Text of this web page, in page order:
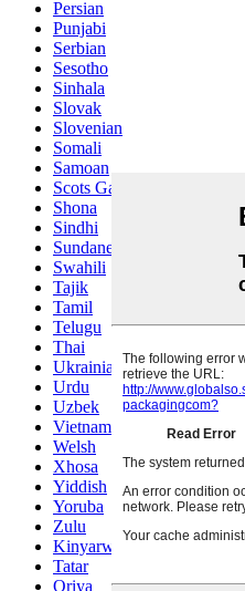
Persian
Punjabi
Serbian
Sesotho
Sinhala
Slovak
Slovenian
Somali
Samoan
Scots Gaelic
Shona
Sindhi
Sundanese
Swahili
Tajik
Tamil
Telugu
Thai
Ukrainian
Urdu
Uzbek
Vietnamese
Welsh
Xhosa
Yiddish
Yoruba
Zulu
Kinyarwanda
Tatar
Oriya